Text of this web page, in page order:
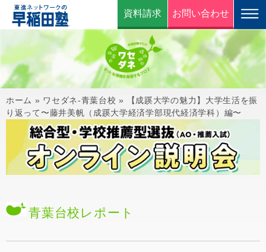
資料請求 お問い合わせ
ホーム » ワセダネ-青葉台校 »
【成蹊大学の魅力】大学生活を振
り返って〜藤井美帆（成蹊大学経済学部現代経済学科）編〜
青葉台校 レポート